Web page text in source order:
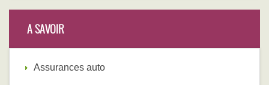
A SAVOIR
Assurances auto